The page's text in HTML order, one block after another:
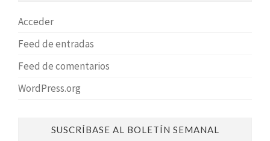
Acceder
Feed de entradas
Feed de comentarios
WordPress.org
SUSCRÍBASE AL BOLETÍN SEMANAL